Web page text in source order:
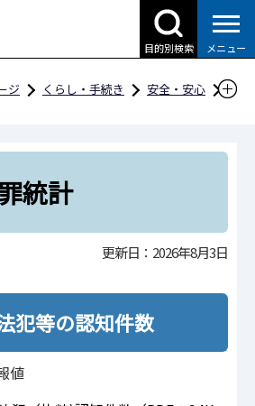
目的別検索 メニュー
ジ くらし・手続き
安全・安心
統計
更新日：2026年8月3日
犯等の認知件数
値